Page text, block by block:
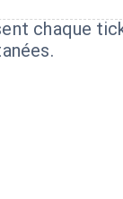
chaque